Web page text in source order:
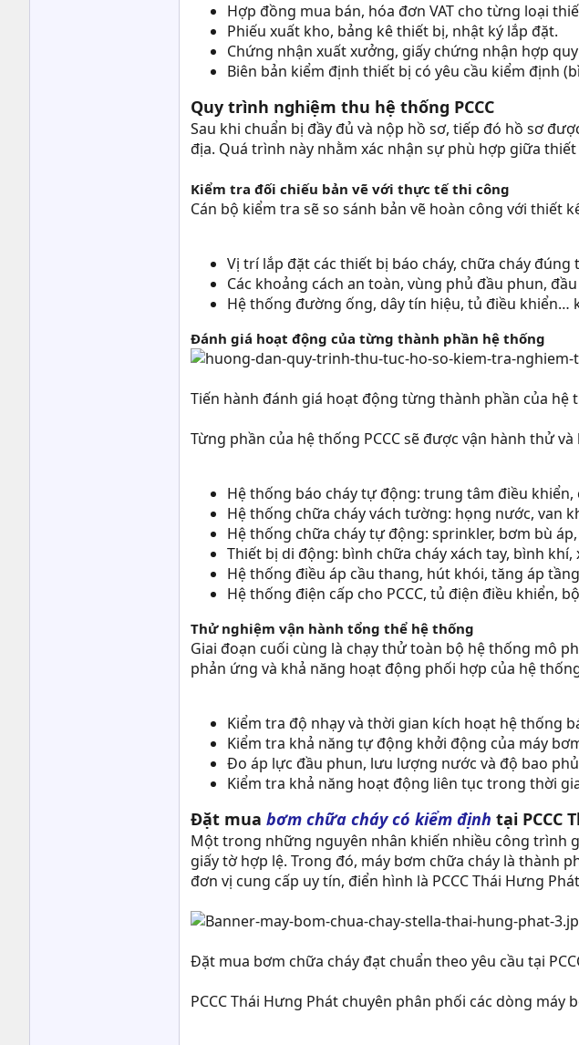
Hợp đồng mua bán, hóa đơn VAT cho từng loại
Phiếu xuất kho, bảng kê thiết bị, nhật ký lắp đặt.
Chứng nhận xuất xưởng, giấy chứng nhận hợp
Biên bản kiểm định thiết bị có yêu cầu kiểm định
Quy trình nghiệm thu hệ thống PCCC
Sau khi chuẩn bị đầy đủ và nộp hồ sơ, tiếp đó hồ sơ
địa. Quá trình này nhằm xác nhận sự phù hợp giữa
Kiểm tra đối chiếu bản vẽ với thực tế thi công
Cán bộ kiểm tra sẽ so sánh bản vẽ hoàn công với thiết
Vị trí lắp đặt các thiết bị báo cháy, chữa cháy
Các khoảng cách an toàn, vùng phủ đầu phun,
Hệ thống đường ống, dây tín hiệu, tủ điều khiển…
Đánh giá hoạt động của từng thành phần hệ thống
Tiến hành đánh giá hoạt động từng thành phần của hệ
Từng phần của hệ thống PCCC sẽ được vận hành thử
Hệ thống báo cháy tự động: trung tâm điều
Hệ thống chữa cháy vách tường: họng nước, van
Hệ thống chữa cháy tự động: sprinkler, bơm bù
Thiết bị di động: bình chữa cháy xách tay, bình khí,
Hệ thống điều áp cầu thang, hút khói, tăng áp
Hệ thống điện cấp cho PCCC, tủ điện điều khiển,
Thử nghiệm vận hành tổng thể hệ thống
Giai đoạn cuối cùng là chạy thử toàn bộ hệ thống mô
phản ứng và khả năng hoạt động phối hợp của hệ
Kiểm tra độ nhạy và thời gian kích hoạt hệ thống
Kiểm tra khả năng tự động khởi động của máy
Đo áp lực đầu phun, lưu lượng nước và độ bao
Kiểm tra khả năng hoạt động liên tục trong thời
Đặt mua bơm chữa cháy có kiểm định tại PCCC
Một trong những nguyên nhân khiến nhiều công trình
giấy tờ hợp lệ. Trong đó, máy bơm chữa cháy là thành
đơn vị cung cấp uy tín, điển hình là PCCC Thái Hưng
Đặt mua bơm chữa cháy đạt chuẩn theo yêu cầu tại
PCCC Thái Hưng Phát chuyên phân phối các dòng